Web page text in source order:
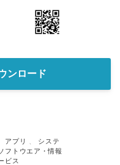
ンロード
アプリ
システ
フトウエア・情報
ビス